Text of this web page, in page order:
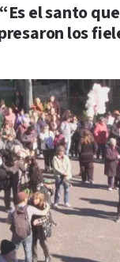
el santo
los